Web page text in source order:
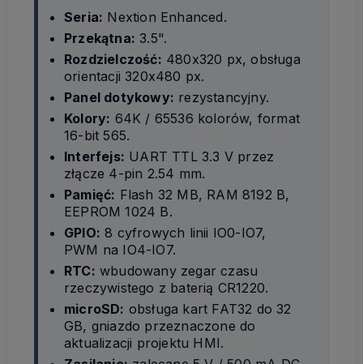
Seria: Nextion Enhanced.
Przekątna: 3.5".
Rozdzielczość: 480x320 px, obsługa
orientacji 320x480 px.
Panel dotykowy: rezystancyjny.
Kolory: 64K / 65536 kolorów, format
16-bit 565.
Interfejs: UART TTL 3.3 V przez
złącze 4-pin 2.54 mm.
Pamięć: Flash 32 MB, RAM 8192 B,
EEPROM 1024 B.
GPIO: 8 cyfrowych linii IO0-IO7,
PWM na IO4-IO7.
RTC: wbudowany zegar czasu
rzeczywistego z baterią CR1220.
microSD: obsługa kart FAT32 do 32
GB, gniazdo przeznaczone do
aktualizacji projektu HMI.